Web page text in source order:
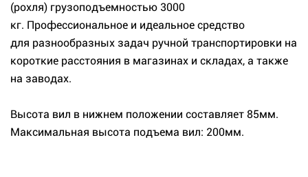
(рохля) грузоподъемностью 3000
кг. Профессиональное и идеальное средство
для разнообразных задач ручной транспортировки на
короткие расстояния в магазинах и складах, а также
на заводах.
Высота вил в нижнем положении составляет 85мм.
Максимальная высота подъема вил: 200мм.